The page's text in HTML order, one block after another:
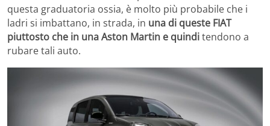
questa graduatoria ossia, è molto più probabile che i
ladri si imbattano, in strada, in una di queste FIAT
piuttosto che in una Aston Martin e quinditendono a
rubare tali auto.